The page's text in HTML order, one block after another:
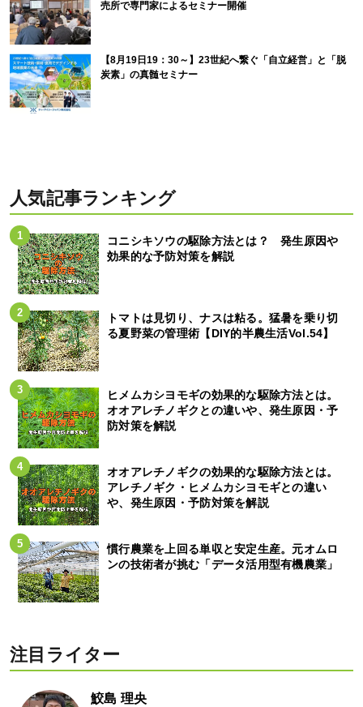
売所で専門家によるセミナー開催
【8月19日19：30～】23世紀へ繋ぐ「自立経営」と「脱
炭素」の真髄セミナー
人気記事ランキング
コニシキソウの駆除方法とは？ 発生原因や
効果的な予防対策を解説
トマトは見切り、ナスは粘る。猛暑を乗り切
る夏野菜の管理術【DIY的半農生活Vol.54】
ヒメムカシヨモギの効果的な駆除方法とは。
オオアレチノギクとの違いや、発生原因・予
防対策を解説
オオアレチノギクの効果的な駆除方法とは。
アレチノギク・ヒメムカシヨモギとの違い
や、発生原因・予防対策を解説
慣行農業を上回る単収と安定生産。元オムロ
ンの技術者が挑む「データ活用型有機農業」
注目ライター
鮫島 理央